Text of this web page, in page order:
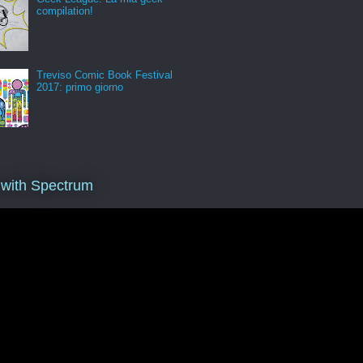
compilation!
Treviso Comic Book Festival
2017: primo giorno
Spectrum